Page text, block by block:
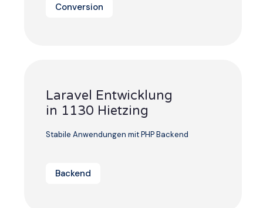
Conversion
Laravel Entwicklung
in 1130 Hietzing
Stabile Anwendungen mit PHP Backend
Backend